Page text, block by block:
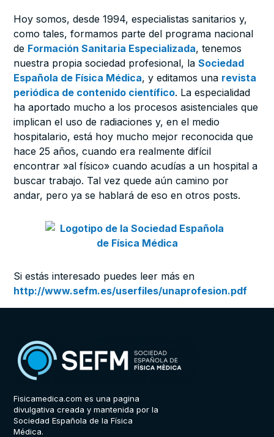
Hoy somos, desde 1994, especialistas sanitarios y,
como tales, formamos parte del programa nacional
de Formación Sanitaria Especializada, tenemos
nuestra propia sociedad profesional, laSociedad
Española de Física Médica, y editamos una revista
periódica de contenido científico. La especialidad
ha aportado mucho a los procesos asistenciales que
implican el uso de radiaciones y, en el medio
hospitalario, está hoy mucho mejor reconocida que
hace 25 años, cuando era realmente difícil
encontrar »al físico» cuando acudías a un hospital a
buscar trabajo. Tal vez quede aún camino por
andar, pero ya se hablará de eso en otros posts.
Si estás interesado puedes leer más en
http://www.sefm.es/userfiles/unaprofesion.pdf
Fisicamedica.com es una pagina
divulgativa creada y mantenida por la
Sociedad Española de la Física
Médica.